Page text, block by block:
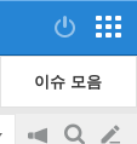
이슈 모음